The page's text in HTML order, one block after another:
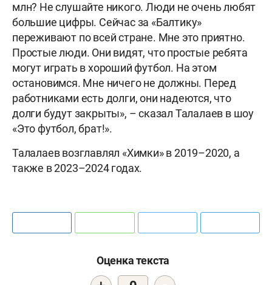
млн? Не слушайте никого. Люди не очень любят
большие цифры. Сейчас за «Балтику»
переживают по всей стране. Мне это приятно.
Простые люди. Они видят, что простые ребята
могут играть в хороший футбол. На этом
остановимся. Мне ничего не должны. Перед
работниками есть долги, они надеются, что
долги будут закрыты», – сказал Талалаев в шоу
«Это футбол, брат!».
Талалаев возглавлял «Химки» в 2019–2020, а
также в 2023–2024 годах.
Оценка текста